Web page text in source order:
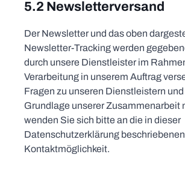
5.2 Newsletterversand
Der Newsletter und das oben
Newsletter-Tracking werden
durch unsere Dienstleister im
Verarbeitung in unserem Auftrag
Fragen zu unseren Dienstleistern und
Grundlage unserer Zusammenarbeit
wenden Sie sich bitte an die in dieser
Datenschutzerklärung beschriebenen
Kontaktmöglichkeit.